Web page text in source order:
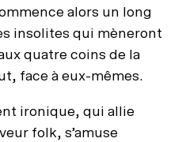
alors un long
insolites qui mèneront
quatre coins de la
face à eux-mêmes.
ironique, qui allie
folk, s’amuse